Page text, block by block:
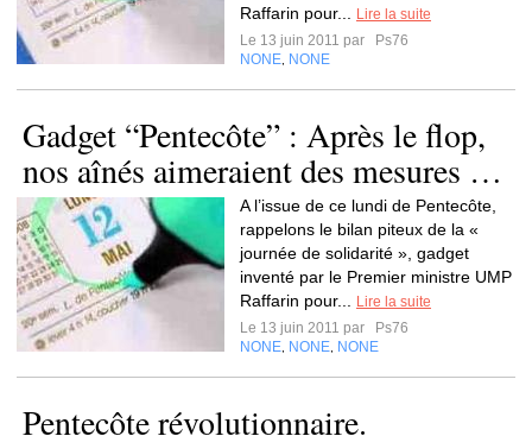
Raffarin pour...
Lire la suite
Le 13 juin 2011 par
Ps76
NONE NONE
Gadget “Pentecôte” : Après le flop,
nos aînés aimeraient des mesures …
A l’issue de ce lundi de Pentecôte,
rappelons le bilan piteux de la «
journée de solidarité », gadget
inventé par le Premier ministre UMP
Raffarin pour...
Lire la suite
Le 13 juin 2011 par
Ps76
NONE NONE NONE
Pentecôte révolutionnaire.